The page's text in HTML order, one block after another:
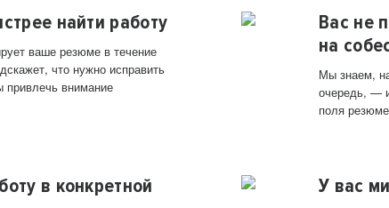
найти работу
ваше резюме в течение
что нужно исправить
привлечь внимание
Вас не
на
Мы знаем,
очередь, —
поля
в конкретной
У вас